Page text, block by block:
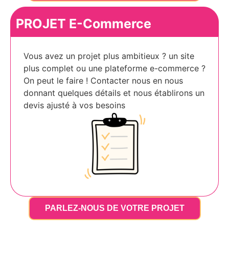
PROJET E-Commerce
Vous avez un projet plus ambitieux ? un site
plus complet ou une plateforme e-commerce ?
On peut le faire ! Contacter nous en nous
donnant quelques détails et nous établirons un
devis ajusté à vos besoins
PARLEZ-NOUS DE VOTRE PROJET